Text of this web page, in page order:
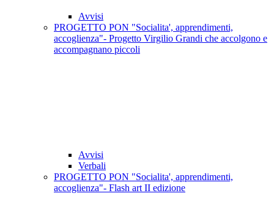
Avvisi
PROGETTO PON "Socialita', apprendimenti,
accoglienza"- Progetto Virgilio Grandi che accolgono e
accompagnano piccoli
Avvisi
Verbali
PROGETTO PON "Socialita', apprendimenti,
accoglienza"- Flash art II edizione